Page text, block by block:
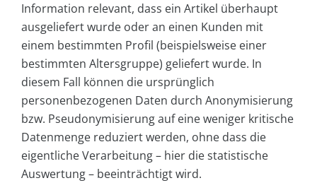
Information relevant, dass ein Artikel überhaupt
ausgeliefert wurde oder an einen Kunden mit
einem bestimmten Profil (beispielsweise einer
bestimmten Altersgruppe) geliefert wurde. In
diesem Fall können die ursprünglich
personenbezogenen Daten durch Anonymisierung
bzw. Pseudonymisierung auf eine weniger kritische
Datenmenge reduziert werden, ohne dass die
eigentliche Verarbeitung – hier die statistische
Auswertung – beeinträchtigt wird.